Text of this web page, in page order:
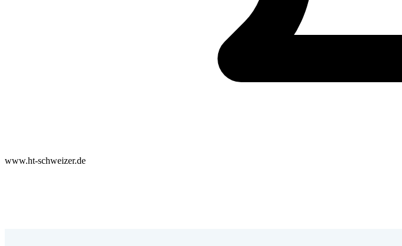
www.ht-schweizer.de